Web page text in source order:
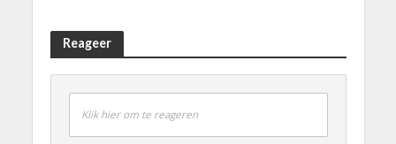
Reageer
Klik hier om te reageren